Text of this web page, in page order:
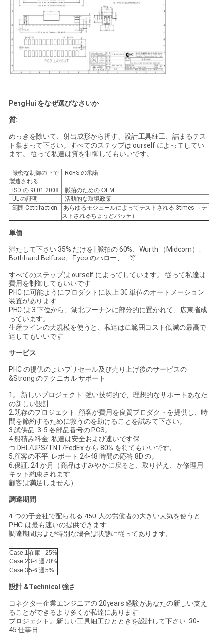
PengHui をなぜ選びなさいか
質:
めっきを除いて、射出成形から押す、設計工具細工、詰まるテス
ト集まって下さい。すべてのステップは ourself によってしてい
ます。 従って私達は質を制御してもいいです。
厳密な制御の下で
製造される
RoHS の承諾
ISO の 9001:2008
脈拍のための OEM
UL の証明
活動的な環境政策
範囲 Cetitifaction
あらゆるモジュールによってテストされる 3times （テ
ストされるちょうどバッチ）
単価
満たして下さい 35% だけを | 脈拍の 60%、Wurth （Midcom）、
Bothhand Belfuse、Tyco のハロー、….等
すべてのステップは ourself によってしています。 従って私達は
費用を制御してもいいです
PHC に可能ようにプロダクトに以上 30 単位のオートメーション
装置があります
PHC は 3 下位から、湖北フーナンに部分的に置かれて、広東省成
っています。
生産ラインの大規模を使うと、私達はに範囲コスト低減の最高で
達してもいいです
サービス
PHC の提供のよいプリセール及び売り上げ後のサービスの
&Strong のテクニカル サポート
1。 新しいプロジェクト: 強い技術的で、理想的なサポートあなた
の新しい設計
2.既存のプロジェクト: 顧客が費用を良質プロダクトを提供し、時
間を節約するために救うのを助けることを試みて下さい。
3.試供品: 3-5 各部品番号の PCS。
4.船積み料金: 私達は安全および速いです保
つ DHL/UPS/TNT/FedEx から 80% を得てもいいです。
5.顧客の不平: レポート 24-48 時間の応答 8D の。
6.保証: 24 か月（商品はすみやかに戻ると、取り替え、か修理用
キット約束されます
顧客は満足しません）
調達期間
4 つの子会社で配られる 450 人の労働者の大きい人気を使うと
PHC は最も速いの提供できます
調達期間および特別な場合は状態に従ってあります。
Case.1 在庫
25%
Case.23-4 週70%
Case.35-6 週5%
設計 &Technical 強さ
コネクター企業エンジニアの 20years 経験があなたの新しい支え
ることができるより多くが私達にあります
プロジェクト。新しい工具細工ひとときを設計して下さい: 30-
45 仕事日